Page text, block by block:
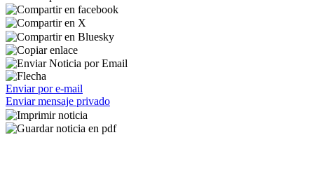
Enviar por e-mail
Enviar mensaje privado